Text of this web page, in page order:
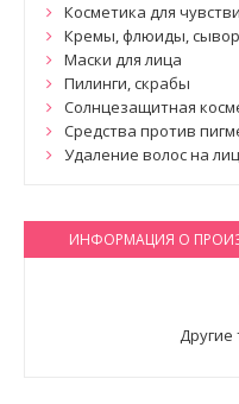
Косметика для
Кремы, флюиды,
Маски для лица
Пилинги, скрабы
Солнцезащитная
Средства против
Удаление волос на
ИНФОРМАЦИЯ О
Другие